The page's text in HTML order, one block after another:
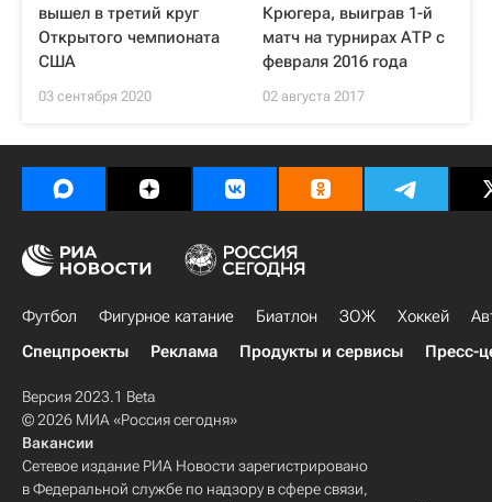
вышел в третий круг
Открытого чемпионата
США
03 сентября 2020
Крюгера, выиграв 1-й
матч на турнирах АТР с
февраля 2016 года
02 августа 2017
Футбол Фигурное катание Биатлон ЗОЖ Хоккей
Спецпроекты
Реклама Продукты и сервисы Пресс-
Версия 2023.1 Beta
© 2026 МИА «Россия сегодня»
Вакансии
Сетевое издание РИА Новости зарегистрировано
в Федеральной службе по надзору в сфере связи,